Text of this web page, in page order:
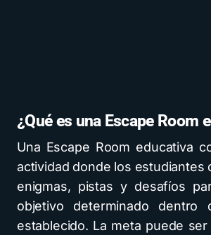
¿Qué es una Escape Room
Una Escape Room educativa
actividad donde los estudiantes
enigmas, pistas y desafíos
objetivo determinado dentro
establecido. La meta puede